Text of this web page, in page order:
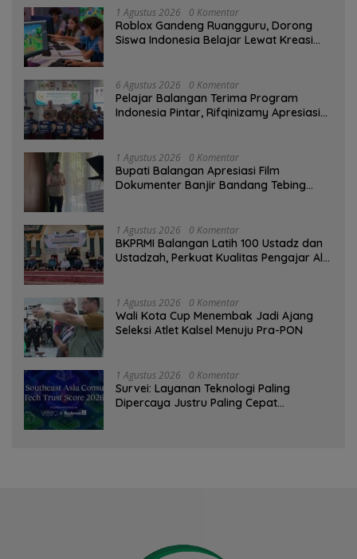
1 Agustus 2026 0 Komentar
Roblox Gandeng Ruangguru, Dorong
Siswa Indonesia Belajar Lewat Kreasi
6 Agustus 2026 0 Komentar
Pelajar Balangan Terima Program
Indonesia Pintar, Rifqinizamy Apresiasi
1 Agustus 2026 0 Komentar
Bupati Balangan Apresiasi Film
Dokumenter Banjir Bandang Tebing
1 Agustus 2026 0 Komentar
BKPRMI Balangan Latih 100 Ustadz dan
Ustadzah, Perkuat Kualitas Pengajar Al-
1 Agustus 2026 0 Komentar
Wali Kota Cup Menembak Jadi Ajang
Seleksi Atlet Kalsel Menuju Pra-PON
1 Agustus 2026 0 Komentar
Survei: Layanan Teknologi Paling
Dipercaya Justru Paling Cepat